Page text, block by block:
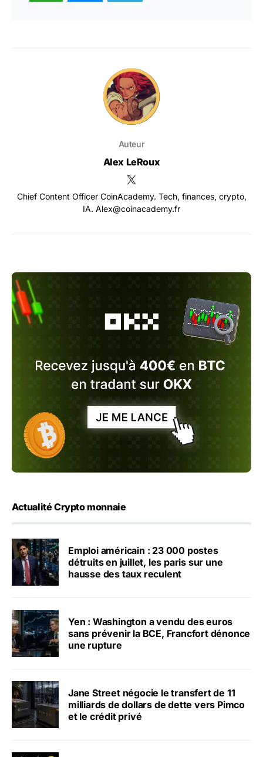
Auteur
Alex LeRoux
Chief Content Officer CoinAcademy. Tech, finances, crypto,
IA. Alex@coinacademy.fr
Actualité Crypto monnaie
Emploi américain : 23 000 postes
détruits en juillet, les paris sur une
hausse des taux reculent
Yen : Washington a vendu des euros
sans prévenir la BCE, Francfort dénonce
une rupture
Jane Street négocie le transfert de 11
milliards de dollars de dette vers Pimco
et le crédit privé